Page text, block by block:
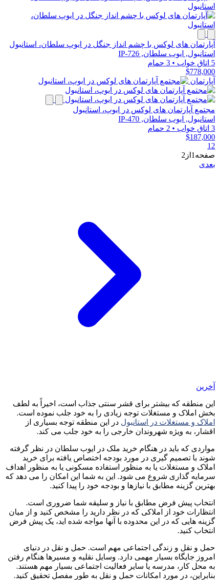
آپارتمان های لوکس با چشم انداز جنگل در ایوپ سلطان، استانبول
استانبول, ایوب سلطان, IP-726
5 اتاق خواب
• 3 حمام
$778,000
آپارتمان
مجتمع آپارتمان های لوکس در ایوپ، استانبول
استانبول, ایوب سلطان, IP-470
3 اتاق خواب
• 2 حمام
$187,000
1 2
صفحه1از2
بعدی
آخرین
این منطقه که بیشتر برای قشر سنتی جذاب است، اخیراً به لطف
بخش املاک و مستغلات توجه زیادی را به خود جلب نموده است.
املاک و مستغلات در استانبول در این منطقه توجه بسیاری از
اقشار، به ویژه شهروندان خارجی را به خود جلب می کند.
مواردی که باید در هنگام خرید ملک در ایوب سلطان در نظر گرفته
شوند با تصمیم گیری در مورد بودجه اختصاص یافته برای خرید
املاک و مستغلات یا به منظور استفاده مسکونی یا به منظور اهداف
سرمایه گذاری شروع می شود. این به شما این امکان را می دهد که
بهترین گزینه مطابق با نیازها و بودجه خود را پیدا کنید.
انتخاب پیش فرض مطابق با نیاز و سلیقه شما ضروری است.
انتظارات خود از املاکی که در نظر دارید را مشخص کنید و از میان
گزینه هایی که در این محدوده با آنها مواجه شده اید، یک پیش فرض
انتخاب کنید.
حمل و نقل و زندگی اجتماعی مهم است. حمل و نقل در دنیای
امروز جایگاه بسیار مهمی دارد. وسایل نقلیه و مسیرها هنگام رفتن
به محل کار، مدرسه یا سایر فعالیت اجتماعی بسیار مهم هستند.
بنابراین، در مورد امکانات حمل و نقل به طور مفصل تحقیق کنید.